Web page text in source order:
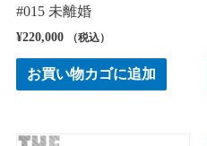
#015 未離婚
¥220,000 （税込）
お買い物カゴに追加